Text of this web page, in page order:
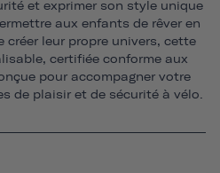
et exprimer son style unique
aux enfants de rêver en
créer leur propre univers, cette
certifiée conforme aux
pour accompagner votre
de plaisir et de sécurité à vélo.